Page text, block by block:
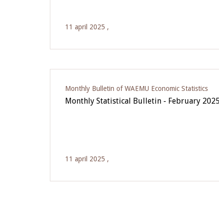
11 april 2025 ,
Monthly Bulletin of WAEMU Economic Statistics
Monthly Statistical Bulletin - February
11 april 2025 ,